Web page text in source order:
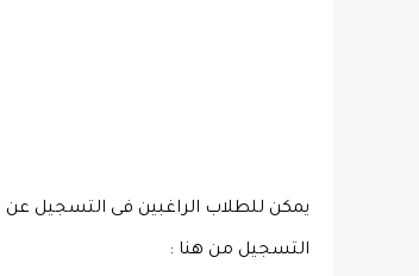
يمكن للطلاب الراغبين فى التسجيل
التسجيل من هنا :